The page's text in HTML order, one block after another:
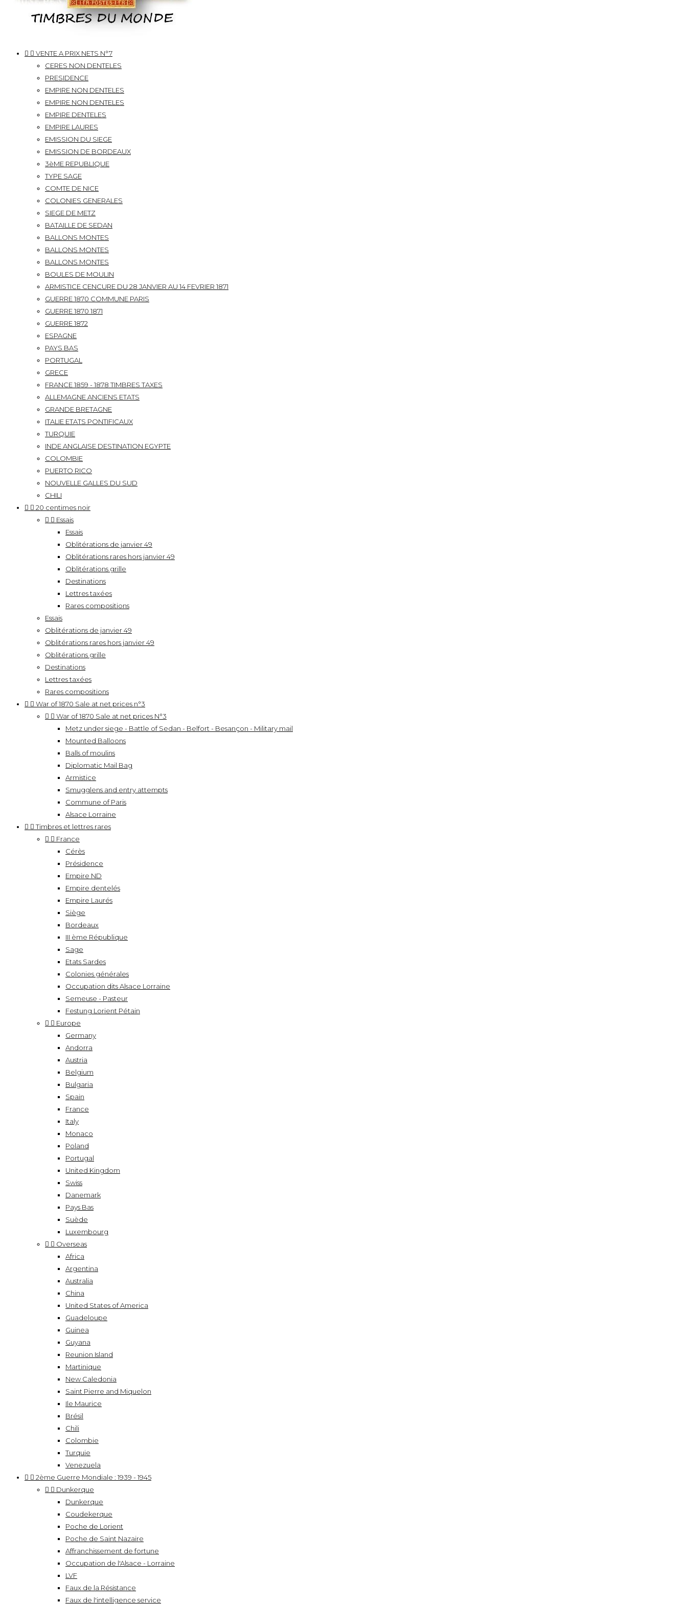
  VENTE A PRIX NETS N°7
CERES NON DENTELES
PRESIDENCE
EMPIRE NON DENTELES
EMPIRE NON DENTELES
EMPIRE DENTELES
EMPIRE LAURES
EMISSION DU SIEGE
EMISSION DE BORDEAUX
3èME REPUBLIQUE
TYPE SAGE
COMTE DE NICE
COLONIES GENERALES
SIEGE DE METZ
BATAILLE DE SEDAN
BALLONS MONTES
BALLONS MONTES
BALLONS MONTES
BOULES DE MOULIN
ARMISTICE CENCURE DU 28 JANVIER AU 14 FEVRIER 1871
GUERRE 1870 COMMUNE PARIS
GUERRE 1870 1871
GUERRE 1872
ESPAGNE
PAYS BAS
PORTUGAL
GRECE
FRANCE 1859 - 1878 TIMBRES TAXES
ALLEMAGNE ANCIENS ETATS
GRANDE BRETAGNE
ITALIE ETATS PONTIFICAUX
TURQUIE
INDE ANGLAISE DESTINATION EGYPTE
COLOMBIE
PUERTO RICO
NOUVELLE GALLES DU SUD
CHILI
  20 centimes noir
  Essais
Essais
Oblitérations de janvier 49
Oblitérations rares hors janvier 49
Oblitérations grille
Destinations
Lettres taxées
Rares compositions
Essais
Oblitérations de janvier 49
Oblitérations rares hors janvier 49
Oblitérations grille
Destinations
Lettres taxées
Rares compositions
  War of 1870 Sale at net prices n°3
  War of 1870 Sale at net prices N°3
Metz under siege - Battle of Sedan - Belfort - Besançon - Military mail
Mounted Balloons
Balls of moulins
Diplomatic Mail Bag
Armistice
Smugglens and entry attempts
Commune of Paris
Alsace Lorraine
  Timbres et lettres rares
  France
Cérès
Présidence
Empire ND
Empire dentelés
Empire Laurés
Siège
Bordeaux
III ème République
Sage
Etats Sardes
Colonies générales
Occupation dits Alsace Lorraine
Semeuse - Pasteur
Festung Lorient Pétain
  Europe
Germany
Andorra
Austria
Belgium
Bulgaria
Spain
France
Italy
Monaco
Poland
Portugal
United Kingdom
Swiss
Danemark
Pays Bas
Suède
Luxembourg
  Overseas
Africa
Argentina
Australia
China
United States of America
Guadeloupe
Guinea
Guyana
Reunion Island
Martinique
New Caledonia
Saint Pierre and Miquelon
Ile Maurice
Brésil
Chili
Colombie
Turquie
Venezuela
  2ème Guerre Mondiale : 1939 - 1945
  Dunkerque
Dunkerque
Coudekerque
Poche de Lorient
Poche de Saint Nazaire
Affranchissement de fortune
Occupation de l'Alsace - Lorraine
LVF
Faux de la Résistance
Faux de l'intelligence service